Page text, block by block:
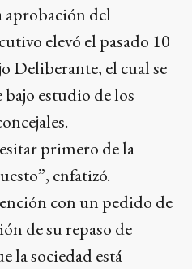
aprobación del
elevó el pasado 10
Deliberante, el cual se
estudio de los
primero de la
enfatizó.
con un pedido de
de su repaso de
la sociedad está